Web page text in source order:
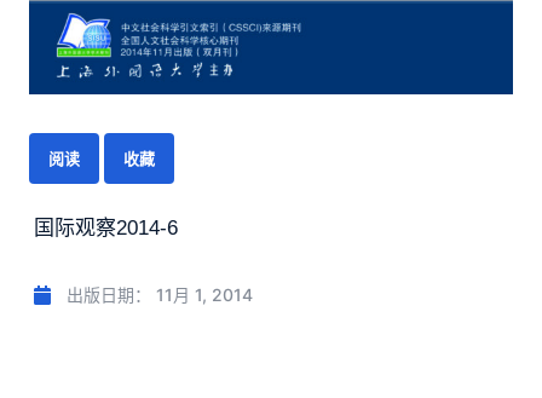
阅读 收藏
国际观察2014-6
出版日期： 11月 1, 2014